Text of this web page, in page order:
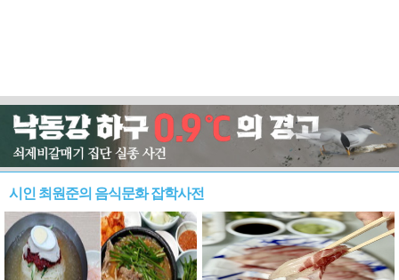
시인 최원준의 음식문화 잡학사전